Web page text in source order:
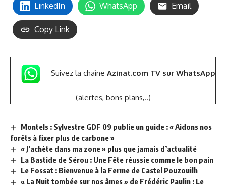
LinkedIn WhatsApp Email
Copy Link
Suivez la chaîne Azinat.com TV sur WhatsApp
(alertes, bons plans,..)
Montels : Sylvestre GDF 09 publie un guide : « Aidons nos
forêts à fixer plus de carbone »
« J’achète dans ma zone » plus que jamais d’actualité
La Bastide de Sérou : Une Fête réussie comme le bon pain
Le Fossat : Bienvenue à la Ferme de Castel Pouzouilh
« La Nuit tombée sur nos âmes » de Frédéric Paulin : Le